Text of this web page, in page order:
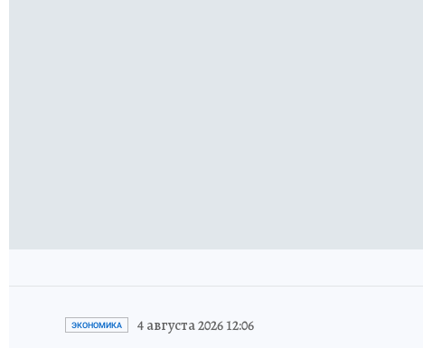
ЭКОНОМИКА 4 августа 2026 12:06